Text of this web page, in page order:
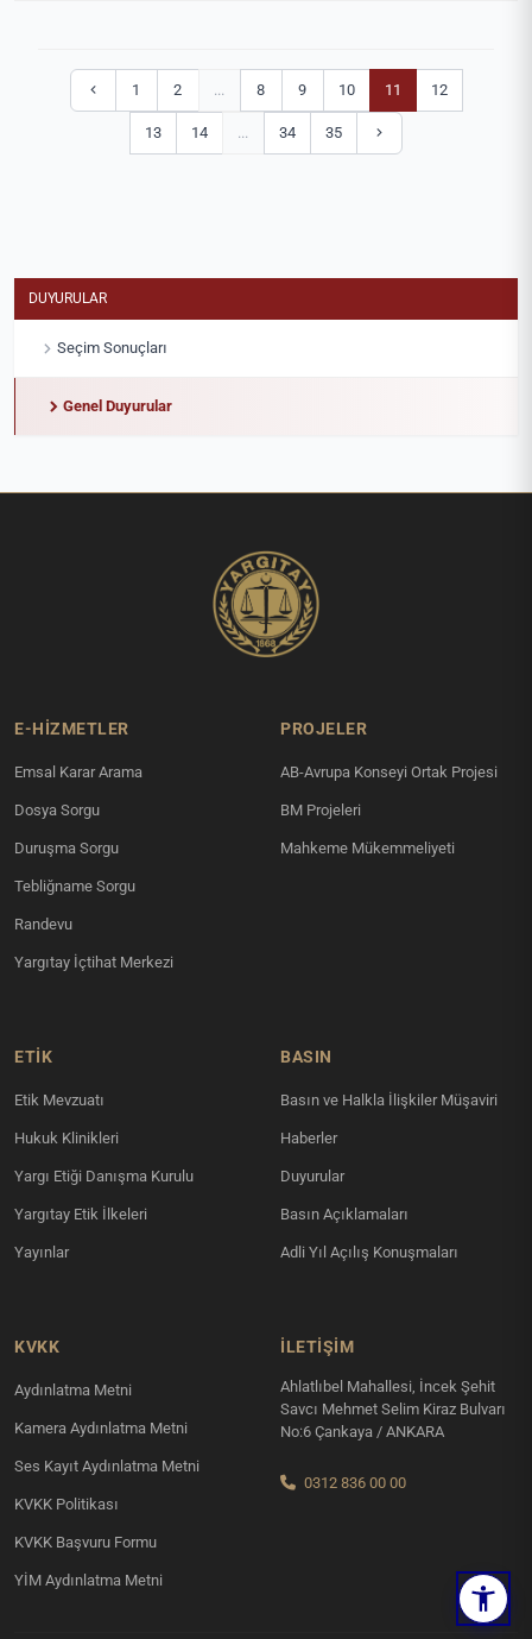
1 2 ... 8 9 10 11 12
13 14 ... 34 35
DUYURULAR
Seçim Sonuçları
Genel Duyurular
E-HİZMETLER
Emsal Karar Arama
Dosya Sorgu
Duruşma Sorgu
Tebliğname Sorgu
Randevu
Yargıtay İçtihat Merkezi
PROJELER
AB-Avrupa Konseyi Ortak Projesi
BM Projeleri
Mahkeme Mükemmeliyeti
ETİK
Etik Mevzuatı
Hukuk Klinikleri
Yargı Etiği Danışma Kurulu
Yargıtay Etik İlkeleri
Yayınlar
BASIN
Basın ve Halkla İlişkiler Müşaviri
Haberler
Duyurular
Basın Açıklamaları
Adli Yıl Açılış Konuşmaları
KVKK
Aydınlatma Metni
Kamera Aydınlatma Metni
Ses Kayıt Aydınlatma Metni
KVKK Politikası
KVKK Başvuru Formu
YİM Aydınlatma Metni
İLETIŞIM
Ahlatlıbel Mahallesi, İncek Şehit
Savcı Mehmet Selim Kiraz Bulvarı
No:6 Çankaya / ANKARA
0312 836 00 00